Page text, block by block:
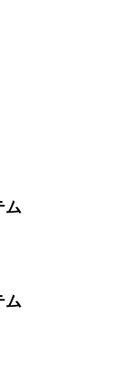
ム
ム